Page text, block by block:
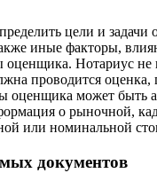
цели и задачи
иные факторы,
Нотариус не
проводится оценка,
оценщика может быть
о рыночной,
или номинальной
документов